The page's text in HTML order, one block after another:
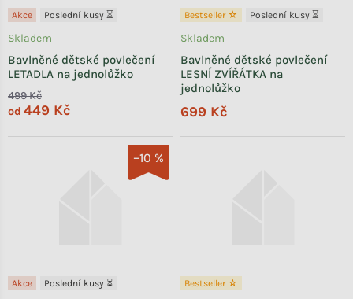
Akce Poslední kusy ⏳
Bavlněné dětské povlečení
LETADLA na jednolůžko
Skladem
499 Kč
od 449 Kč
Bestseller ☆ Poslední kusy ⏳
Bavlněné dětské povlečení
LESNÍ ZVÍŘÁTKA na
jednolůžko
Skladem
699 Kč
–10 %
Akce Poslední kusy ⏳ Bestseller ☆